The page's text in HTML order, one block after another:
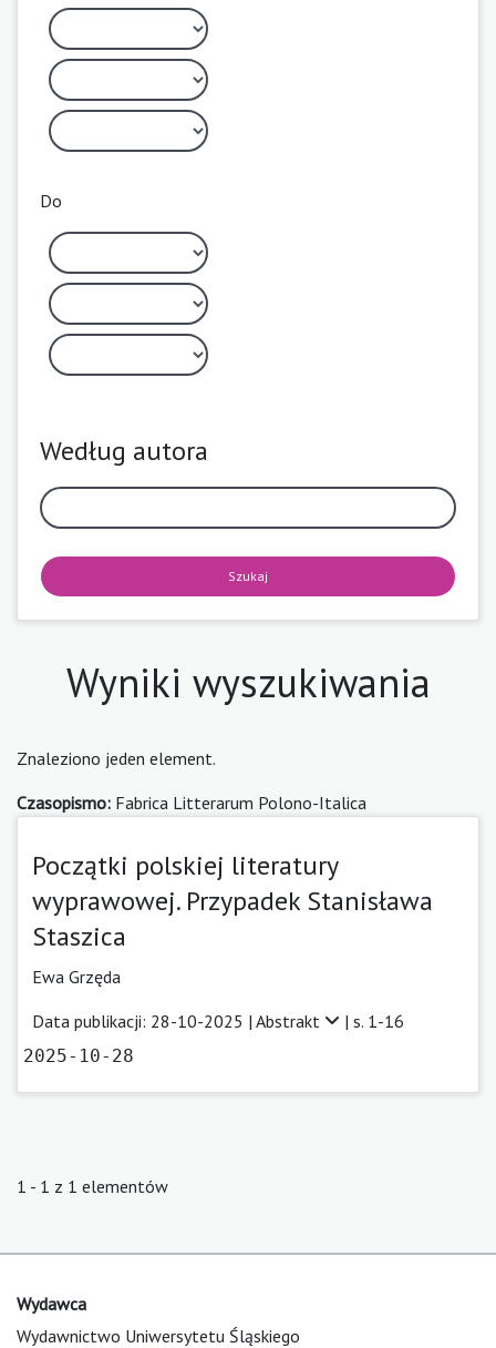
Do
Według autora
Szukaj
Wyniki wyszukiwania
Znaleziono jeden element.
Czasopismo: Fabrica Litterarum Polono-Italica
Początki polskiej literatury
wyprawowej. Przypadek Stanisława
Staszica
Ewa Grzęda
Data publikacji: 28-10-2025 | Abstrakt | s. 1-16
2025-10-28
1 - 1 z 1 elementów
Wydawca
Wydawnictwo Uniwersytetu Śląskiego